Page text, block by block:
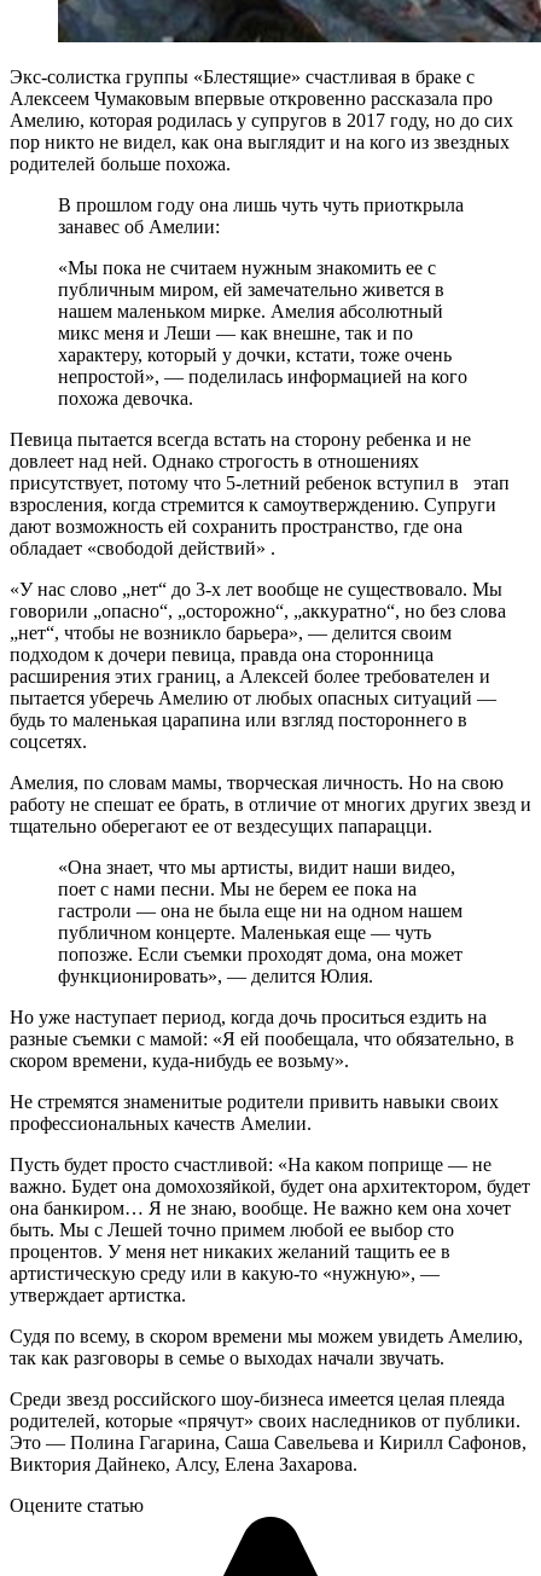
Экс-солистка группы «Блестящие» счастливая в браке с
Алексеем Чумаковым впервые откровенно рассказала про
Амелию, которая родилась у супругов в 2017 году, но до сих
пор никто не видел, как она выглядит и на кого из звездных
родителей больше похожа.
В прошлом году она лишь чуть чуть приоткрыла
занавес об Амелии:
«Мы пока не считаем нужным знакомить ее с
публичным миром, ей замечательно живется в
нашем маленьком мирке. Амелия абсолютный
микс меня и Леши — как внешне, так и по
характеру, который у дочки, кстати, тоже очень
непростой», — поделилась информацией на кого
похожа девочка.
Певица пытается всегда встать на сторону ребенка и не
довлеет над ней. Однако строгость в отношениях
присутствует, потому что 5-летний ребенок вступил в этап
взросления, когда стремится к самоутверждению. Супруги
дают возможность ей сохранить пространство, где она
обладает «свободой действий» .
«У нас слово „нет“ до 3-х лет вообще не существовало. Мы
говорили „опасно“, „осторожно“, „аккуратно“, но без слова
„нет“, чтобы не возникло барьера», — делится своим
подходом к дочери певица, правда она сторонница
расширения этих границ, а Алексей более требователен и
пытается уберечь Амелию от любых опасных ситуаций —
будь то маленькая царапина или взгляд постороннего в
соцсетях.
Амелия, по словам мамы, творческая личность. Но на свою
работу не спешат ее брать, в отличие от многих других звезд и
тщательно оберегают ее от вездесущих папарацци.
«Она знает, что мы артисты, видит наши видео,
поет с нами песни. Мы не берем ее пока на
гастроли — она не была еще ни на одном нашем
публичном концерте. Маленькая еще — чуть
попозже. Если съемки проходят дома, она может
функционировать», — делится Юлия.
Но уже наступает период, когда дочь проситься ездить на
разные съемки с мамой: «Я ей пообещала, что обязательно, в
скором времени, куда-нибудь ее возьму».
Не стремятся знаменитые родители привить навыки своих
профессиональных качеств Амелии.
Пусть будет просто счастливой: «На каком поприще — не
важно. Будет она домохозяйкой, будет она архитектором, будет
она банкиром… Я не знаю, вообще. Не важно кем она хочет
быть. Мы с Лешей точно примем любой ее выбор сто
процентов. У меня нет никаких желаний тащить ее в
артистическую среду или в какую-то «нужную», —
утверждает артистка.
Судя по всему, в скором времени мы можем увидеть Амелию,
так как разговоры в семье о выходах начали звучать.
Среди звезд российского шоу-бизнеса имеется целая плеяда
родителей, которые «прячут» своих наследников от публики.
Это — Полина Гагарина, Саша Савельева и Кирилл Сафонов,
Виктория Дайнеко, Алсу, Елена Захарова.
Оцените статью